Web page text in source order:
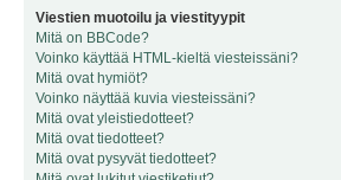
Viestien muotoilu ja viestityypit
Mitä on BBCode?
Voinko käyttää HTML-kieltä viesteissäni?
Mitä ovat hymiöt?
Voinko näyttää kuvia viesteissäni?
Mitä ovat yleistiedotteet?
Mitä ovat tiedotteet?
Mitä ovat pysyvät tiedotteet?